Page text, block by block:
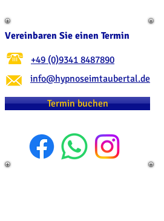
+49 (0)9341 8487890
info@hypnoseimtaubertal.de
Termin buchen
Vereinbaren Sie einen Termin